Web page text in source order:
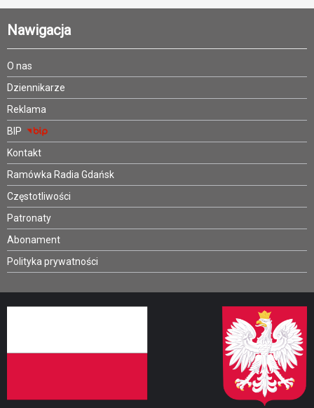
Nawigacja
O nas
Dziennikarze
Reklama
BIP
Kontakt
Ramówka Radia Gdańsk
Częstotliwości
Patronaty
Abonament
Polityka prywatności